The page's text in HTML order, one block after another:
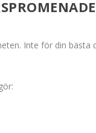
Inte för din